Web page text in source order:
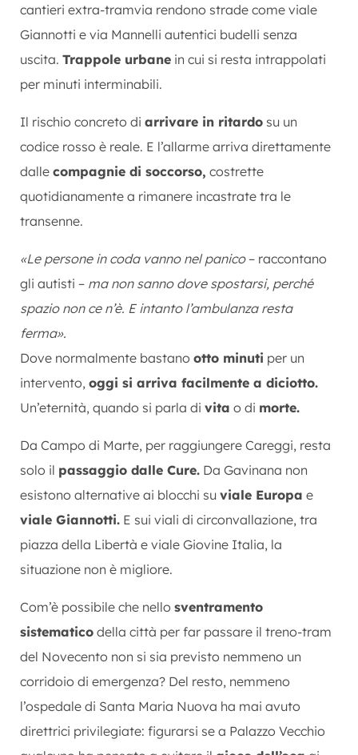
cantieri extra-tramvia rendono strade come viale
Giannotti e via Mannelli autentici budelli senza
uscita. Trappole urbane in cui si resta intrappolati
per minuti interminabili.
Il rischio concreto di arrivare in ritardo su un
codice rosso è reale. E l’allarme arriva direttamente
dalle compagnie di soccorso, costrette
quotidianamente a rimanere incastrate tra le
transenne.
«Le persone in coda vanno nel panico– raccontano
gli autisti – ma non sanno dove spostarsi, perché
spazio non ce n’è. E intanto l’ambulanza resta
ferma».
Dove normalmente bastano otto minuti per un
intervento, oggi si arriva facilmente a diciotto.
Un’eternità, quando si parla di vita o di morte.
Da Campo di Marte, per raggiungere Careggi, resta
solo il passaggio dalle Cure. Da Gavinana non
esistono alternative ai blocchi su viale Europa e
viale Giannotti. E sui viali di circonvallazione, tra
piazza della Libertà e viale Giovine Italia, la
situazione non è migliore.
Com’è possibile che nello sventramento
sistematico della città per far passare il treno-tram
del Novecento non si sia previsto nemmeno un
corridoio di emergenza? Del resto, nemmeno
l’ospedale di Santa Maria Nuova ha mai avuto
direttrici privilegiate: figurarsi se a Palazzo Vecchio